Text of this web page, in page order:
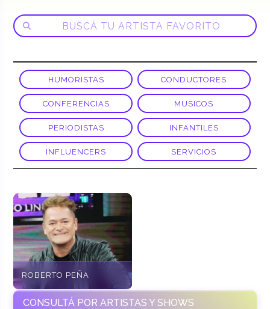
HUMORISTAS CONDUCTORES
CONFERENCIAS MUSICOS
PERIODISTAS INFANTILES
INFLUENCERS SERVICIOS
ROBERTO PEÑA
CONSULTÁ POR ARTISTAS Y SHOWS